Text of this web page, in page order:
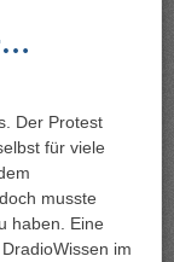
Der Protest
für viele
musste
haben. Eine
im